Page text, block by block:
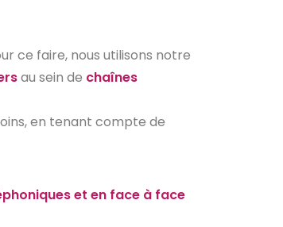
ce faire, nous utilisons notre
au sein de chaînes
en tenant compte de
et en face à face